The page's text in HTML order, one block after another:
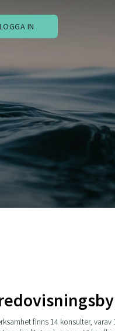
LOGGA IN
finns 14 konsulter,